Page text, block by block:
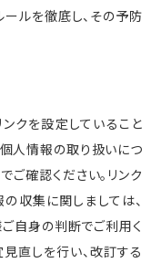
ールを徹底し、その予防
ンクを設定していること
個人情報の取り扱いにつ
ご確認ください。リンク
収集に関しましては、
自身の判断でご利用く
直しを行い、改訂する